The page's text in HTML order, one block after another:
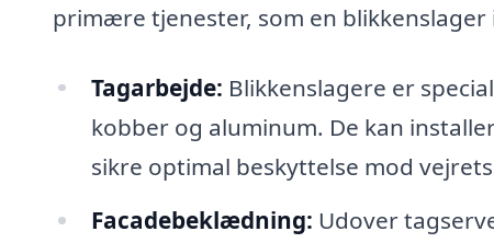
primære tjenester, som en blikkenslager
Tagarbejde: Blikkenslagere er
kobber og aluminum. De kan
sikre optimal beskyttelse mod
Facadebeklædning: Udover